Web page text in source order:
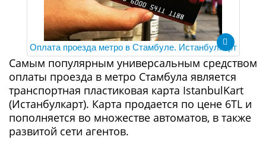
Оплата проезда метро в Стамбуле. Истанбулкарт
Самым популярным универсальным средством
оплаты проезда в метро Стамбула является
транспортная пластиковая карта IstanbulKart
(Истанбулкарт). Карта продается по цене 6TL и
пополняется во множестве автоматов, в также
развитой сети агентов.